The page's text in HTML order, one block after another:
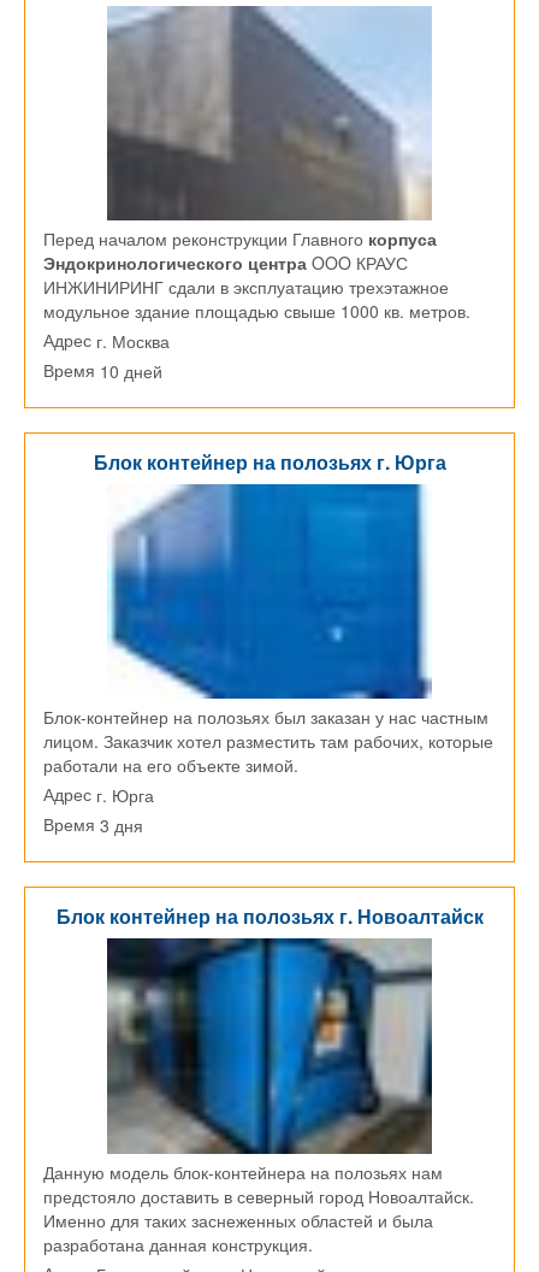
Перед началом реконструкции Главного корпуса
Эндокринологического центра OOO КРАУС
ИНЖИНИРИНГ сдали в эксплуатацию трехэтажное
модульное здание площадью свыше 1000 кв. метров.
Адрес г. Москва
Время 10 дней
Блок контейнер на полозьях г. Юрга
Блок-контейнер на полозьях был заказан у нас частным
лицом. Заказчик хотел разместить там рабочих, которые
работали на его объекте зимой.
Адрес г. Юрга
Время 3 дня
Блок контейнер на полозьях г. Новоалтайск
Данную модель блок-контейнера на полозьях нам
предстояло доставить в северный город Новоалтайск.
Именно для таких заснеженных областей и была
разработана данная конструкция.